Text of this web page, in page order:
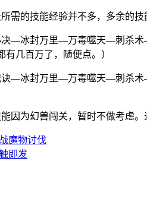
需的技能经验并不多，多余的技
决—冰封万里—万毒噬天—刺
几百万了，随便点。）
诀—冰封万里—万毒噬天—刺杀
因为幻兽闯关，暂时不做考虑。
魔物讨伐
即发